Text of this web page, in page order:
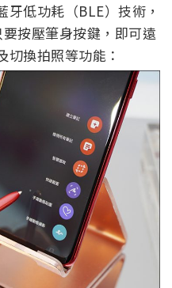
低功耗（BLE）技術，
按壓筆身按鍵，即可遠
換拍照等功能：